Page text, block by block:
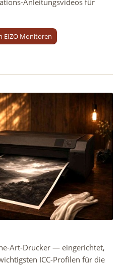
EIZO Monitoren
Art-Drucker — eingerichtet,
ICC-Profilen für die